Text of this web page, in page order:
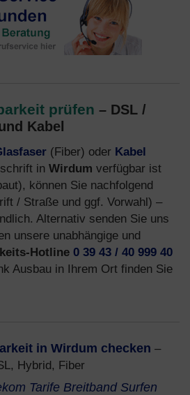
prüfen – DSL /
Kabel
(Fiber) oder Kabel
in Wirdum verfügbar ist
können Sie nachfolgend
/ Straße und ggf. Vorwahl) –
Alternativ senden Sie uns
unsere unabhängige und
Hotline 0 39 43 / 40 999 40
Ausbau in Ihrem Ort finden Sie
in Wirdum checken –
Hybrid, Fiber
Tarife Breitband Surfen